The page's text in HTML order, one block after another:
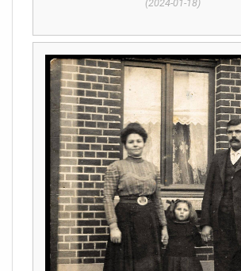
(2024-01-18)